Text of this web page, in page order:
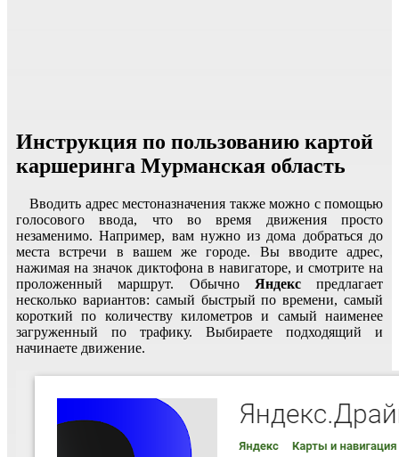
Инструкция по пользованию картой
каршеринга Мурманская область
Вводить адрес местоназначения также можно с помощью
голосового ввода, что во время движения просто
незаменимо. Например, вам нужно из дома добраться до
места встречи в вашем же городе. Вы вводите адрес,
нажимая на значок диктофона в навигаторе, и смотрите на
проложенный маршрут. Обычно Яндекспредлагает
несколько вариантов: самый быстрый по времени, самый
короткий по количеству километров и самый наименее
загруженный по трафику. Выбираете подходящий и
начинаете движение.